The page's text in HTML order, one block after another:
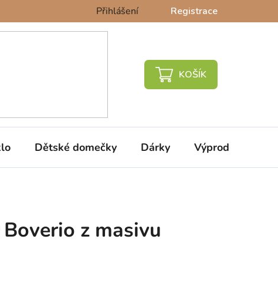
Přihlášení Registrace
NÁKUPNÍ
Dětské domečky Dárky Výprodej %
z masivu